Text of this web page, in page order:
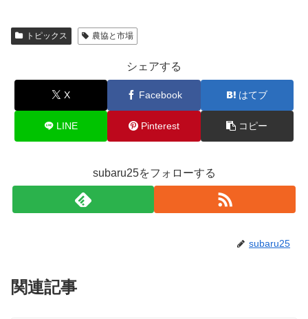
トピックス 農協と市場
シェアする
X Facebook はてブ
LINE Pinterest コピー
subaru25をフォローする
subaru25
関連記事